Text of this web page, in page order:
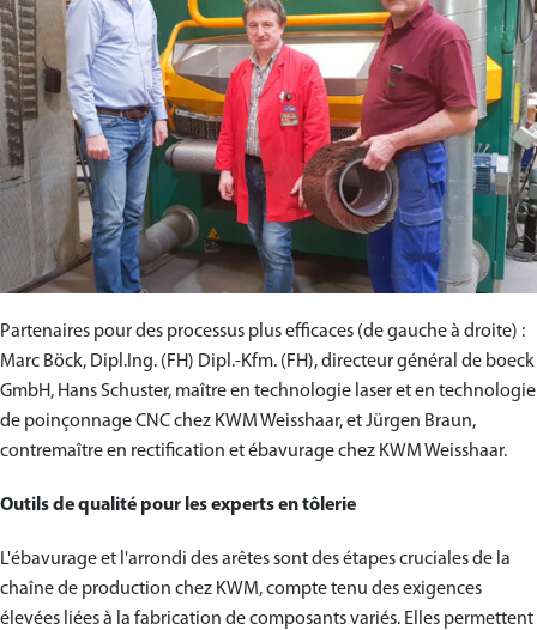
Partenaires pour des processus plus efficaces (de gauche à droite) :
Marc Böck, Dipl.Ing. (FH) Dipl.-Kfm. (FH), directeur général de boeck
GmbH, Hans Schuster, maître en technologie laser et en technologie
de poinçonnage CNC chez KWM Weisshaar, et Jürgen Braun,
contremaître en rectification et ébavurage chez KWM Weisshaar.
Outils de qualité pour les experts en tôlerie
L'ébavurage et l'arrondi des arêtes sont des étapes cruciales de la
chaîne de production chez KWM, compte tenu des exigences
élevées liées à la fabrication de composants variés. Elles permettent